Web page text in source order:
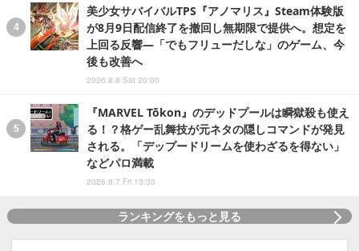
美少女サバイバルTPS『アノマリス』Steam体験版
が8月9日配信終了を撤回し無期限で提供へ。想定を
上回る反響―「でもフリューだしな」のゲーム、今
後も改善へ
2026.8.8 Sat 20:00
『MARVEL Tōkon』のデッドプールは瞬獄殺も使え
る！？格ゲー乱舞技が元ネタの隠しコマンドが発見
される。「デップードリームを使わざるを得ない」
などパロ満載
2026.8.7 Fri 13:30
ランキングをもっと見る